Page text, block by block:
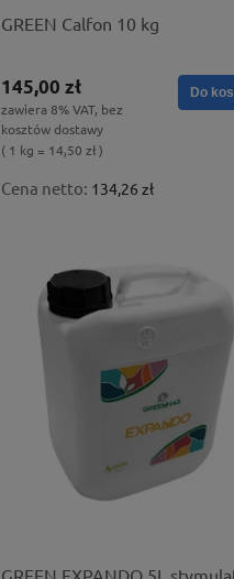
GREEN Calfon 10 kg
145,00 zł
zawiera 8% VAT, bez
kosztów dostawy
( 1 kg = 14,50 zł )
Cena netto: 134,26 zł
Do
GREEN EXPANDO 5L